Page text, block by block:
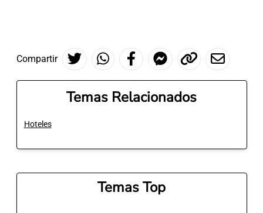
Compartir
Temas Relacionados
Hoteles
Temas Top